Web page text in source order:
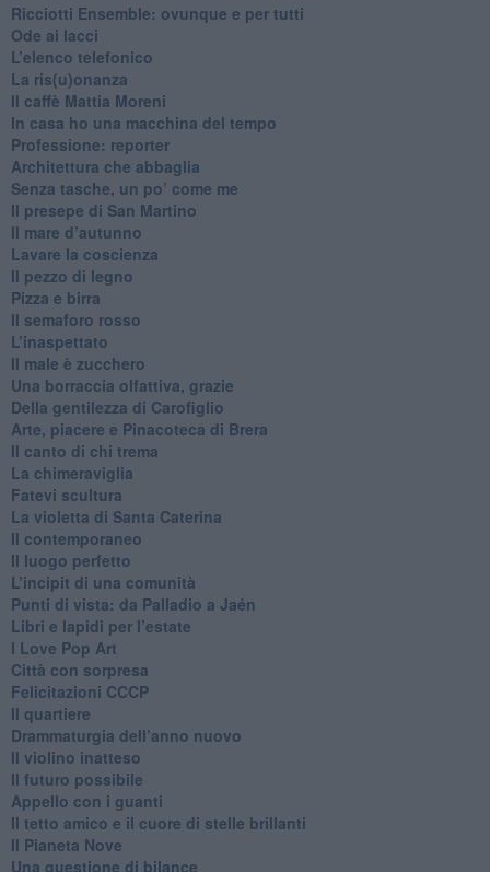
​Ricciotti Ensemble: ovunque e per tutti
Ode ai lacci
​L’elenco telefonico
​La ris(u)onanza
​Il caffè Mattia Moreni
​In casa ho una macchina del tempo
Professione: reporter
Architettura che abbaglia
​Senza tasche, un po’ come me
​Il presepe di San Martino
​Il mare d’autunno
​Lavare la coscienza
​Il pezzo di legno
​Pizza e birra
​Il semaforo rosso
​L’inaspettato
​Il male è zucchero
​Una borraccia olfattiva, grazie
​Della gentilezza di Carofiglio
Arte, piacere e Pinacoteca di Brera
​Il canto di chi trema
La chimeraviglia
​Fatevi scultura
​La violetta di Santa Caterina
​Il contemporaneo
​Il luogo perfetto
​L’incipit di una comunità
Punti di vista: da Palladio a Jaén
​Libri e lapidi per l’estate
​I Love Pop Art
Città con sorpresa
Felicitazioni CCCP
​Il quartiere
​Drammaturgia dell’anno nuovo
​Il violino inatteso
​Il futuro possibile
​Appello con i guanti
​Il tetto amico e il cuore di stelle brillanti
​Il Pianeta Nove
​Una questione di bilance